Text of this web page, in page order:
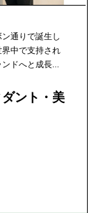
通りで誕生し
中で支持され
ドへと成長
ント・美